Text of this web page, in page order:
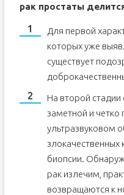
рак простаты
Для первой
которых уже
существует
На второй стадии
заметной и четко
ультразвуковом
злокачественных
биопсии.
рак излечим,
возвращаются к